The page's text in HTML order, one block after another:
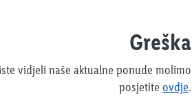
Greška
vidjeli naše aktualne ponude molimo
posjetite ovdje.